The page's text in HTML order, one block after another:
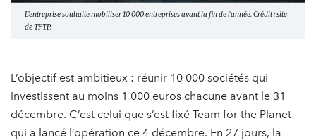
L'entreprise souhaite mobiliser 10 000 entreprises avant la fin de l'année. Crédit : site
de TFTP.
L’objectif est ambitieux : réunir 10 000 sociétés qui
investissent au moins 1 000 euros chacune avant le 31
décembre. C’est celui que s’est fixé Team for the Planet
qui a lancé l’opération ce 4 décembre. En 27 jours, la